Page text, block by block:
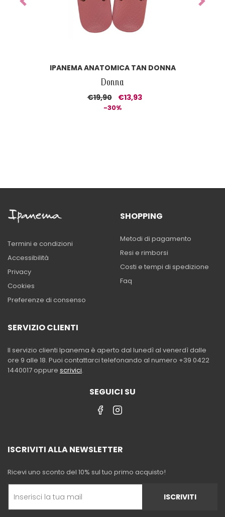
IPANEMA ANATOMICA TAN DONNA
Donna
€19,90 €13,93
-30%
Previous Next
Termini e condizioni
Accessibilità
Privacy
Cookies
Preferenze di consenso
SHOPPING
Metodi di pagamento
Resi e rimborsi
Costi e tempi di spedizione
Faq
SERVIZIO CLIENTI
Il servizio clienti Ipanema è aperto dal lunedì al venerdì dalle
ore 9 alle 18. Puoi contattarci telefonando al numero +39 0422
1440017 oppure scrivici.
SEGUICI SU
ISCRIVITI ALLA NEWSLETTER
Ricevi uno sconto del 10% sul tuo primo acquisto!
ISCRIVITI